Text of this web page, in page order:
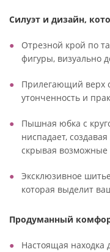
Силуэт и дизайн,
Отрезной крой по
фигуры, визуально
Прилегающий верх
утонченность и
Пышная юбка с
ниспадает,
скрывая возможные
Эксклюзивное
которая выделит
Продуманный
Настоящая находка